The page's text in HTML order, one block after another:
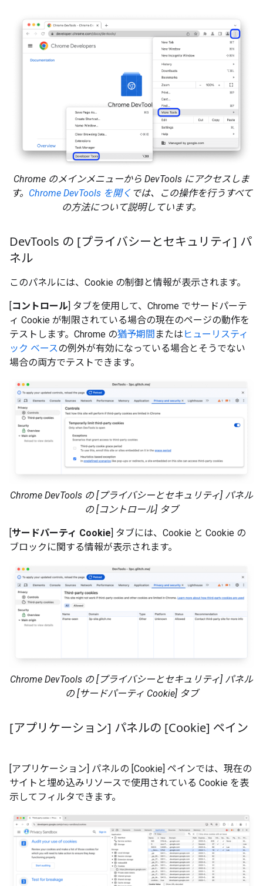
Chrome のメインメニューから DevTools にアクセスしま
す。 Chrome DevTools を開く では、この操作を行うすべて
の方法について説明しています。
DevTools の [プライバシーとセキュリティ] パ
ネル
このパネルには、Cookie の制御と情報が表示されます。
[コントロール] タブを使用して、Chrome でサードパーテ
ィ Cookie が制限されている場合の現在のページの動作を
テストします。Chrome の猶予期間 または ヒューリスティ
ック ベースの例外が有効になっている場合とそうでない
場合の両方でテストできます。
Chrome DevTools の [プライバシーとセキュリティ] パネル
の [コントロール] タブ
[サードパーティ Cookie] タブには、Cookie と Cookie の
ブロックに関する情報が表示されます。
Chrome DevTools の [プライバシーとセキュリティ] パネル
の [サードパーティ Cookie] タブ
[アプリケーション] パネルの [Cookie] ペイン
[アプリケーション] パネルの [Cookie] ペインでは、現在の
サイトと埋め込みリソースで使用されている Cookie を表
示してフィルタできます。